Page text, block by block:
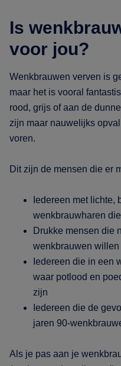
Is
voor jou?
Wenkbrauwen verven is
maar het is vooral
rood, grijs of aan de
zijn maar nauwelijks
voren.
Dit zijn de mensen die er
Iedereen met lichte,
wenkbrauwharen
Drukke mensen die
wenkbrauwen willen
Iedereen die in een
waar potlood en
zijn
Iedereen die de
jaren 90-
Als je pas aan je